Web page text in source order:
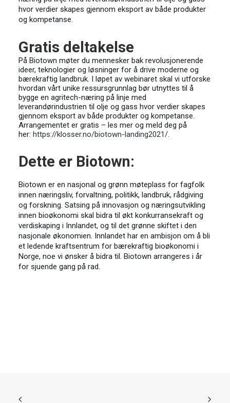
hvor verdier skapes gjennom eksport av både produkter
og kompetanse.
Gratis deltakelse
På Biotown møter du mennesker bak revolusjonerende
ideer, teknologier og løsninger for å drive moderne og
bærekraftig landbruk. I løpet av webinaret skal vi utforske
hvordan vårt unike ressursgrunnlag bør utnyttes til å
bygge en agritech-næring på linje med
leverandørindustrien til olje og gass hvor verdier skapes
gjennom eksport av både produkter og kompetanse.
Arrangementet er gratis – les mer og meld deg på
her: https://klosser.no/biotown-landing2021/.
Dette er Biotown:
Biotown er en nasjonal og grønn møteplass for fagfolk
innen næringsliv, forvaltning, politikk, landbruk, rådgiving
og forskning. Satsing på innovasjon og næringsutvikling
innen bioøkonomi skal bidra til økt konkurransekraft og
verdiskaping i Innlandet, og til det grønne skiftet i den
nasjonale økonomien. Innlandet har en ambisjon om å bli
et ledende kraftsentrum for bærekraftig bioøkonomi i
Norge, noe vi ønsker å bidra til. Biotown arrangeres i år
for sjuende gang på rad.